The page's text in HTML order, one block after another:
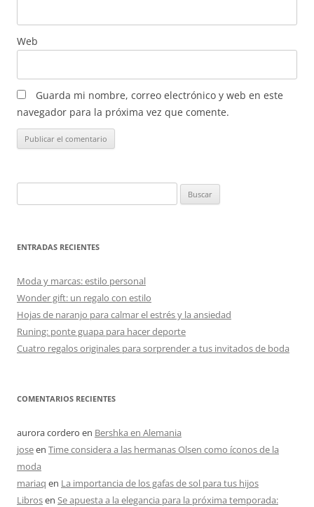
Web
Guarda mi nombre, correo electrónico y web en este
navegador para la próxima vez que comente.
ENTRADAS RECIENTES
Moda y marcas: estilo personal
Wonder gift: un regalo con estilo
Hojas de naranjo para calmar el estrés y la ansiedad
Runing: ponte guapa para hacer deporte
Cuatro regalos originales para sorprender a tus invitados de boda
COMENTARIOS RECIENTES
aurora cordero en Bershka en Alemania
joseen Time considera a las hermanas Olsen como íconos de la
moda
mariaq en La importancia de los gafas de sol para tus hijos
Librosen Se apuesta a la elegancia para la próxima temporada: